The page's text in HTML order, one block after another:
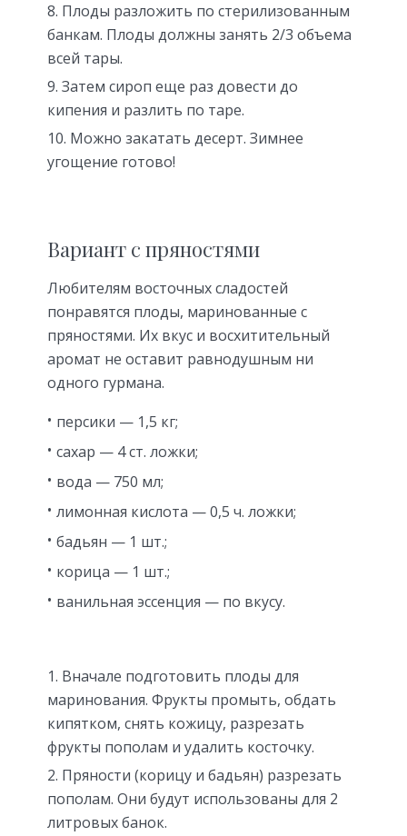
Плоды разложить по стерилизованным
банкам. Плоды должны занять 2/3 объема
всей тары.
Затем сироп еще раз довести до
кипения и разлить по таре.
Можно закатать десерт. Зимнее
угощение готово!
Вариант с пряностями
Любителям восточных сладостей
понравятся плоды, маринованные с
пряностями. Их вкус и восхитительный
аромат не оставит равнодушным ни
одного гурмана.
персики — 1,5 кг;
сахар — 4 ст. ложки;
вода — 750 мл;
лимонная кислота — 0,5 ч. ложки;
бадьян — 1 шт.;
корица — 1 шт.;
ванильная эссенция — по вкусу.
Вначале подготовить плоды для
маринования. Фрукты промыть, обдать
кипятком, снять кожицу, разрезать
фрукты пополам и удалить косточку.
Пряности (корицу и бадьян) разрезать
пополам. Они будут использованы для 2
литровых банок.